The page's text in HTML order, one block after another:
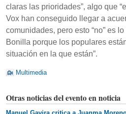
claras las prioridades”, algo que
Vox han conseguido llegar a
comunidades, pero esto “no” es
Bonilla porque los populares
situación en la que están”.
Multimedia
Otras noticias del evento en noticia